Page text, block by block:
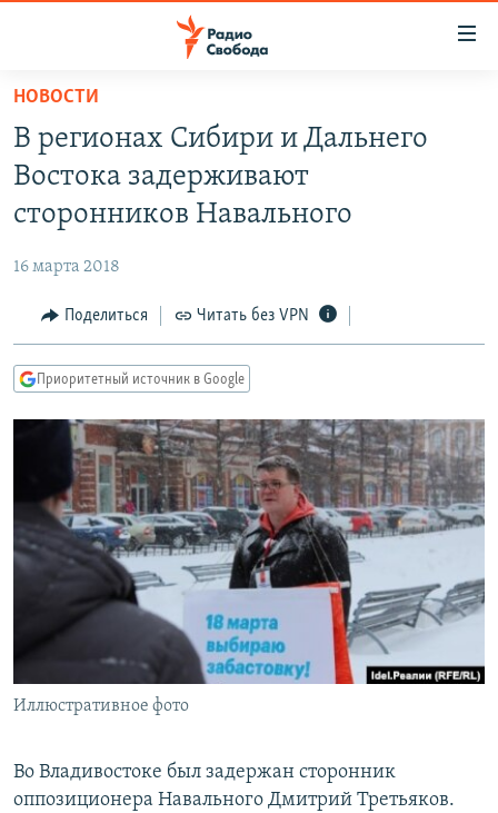
упрощенного
доступа
Вернуться
основному
Вернутся
Вернутся
ПОДКАСТЫ
АВТОРСКИЕ ПРОЕКТЫ
МНЕНИЯ
КУЛЬТУРА
КАВКАЗ.РЕАЛИИ
СЕВЕР.РЕАЛИИ
СИБИРЬ.РЕАЛИИ
РАСПИСАНИЕ ВЕЩАНИЯ
ПОДПИШИТЕСЬ НА РАССЫЛКУ
СОЦИАЛЬНЫЕ СЕТИ
Все сайты РСЕ/РС
НОВОСТИ
В регионах Сибири и Дальнего
Востока задерживают
сторонников Навального
16 марта 2018
Поделиться Читать без VPN
Приоритетный источник в Google
Иллюстративное фото
Во Владивостоке был задержан сторонник
оппозиционера Навального Дмитрий Третьяков.